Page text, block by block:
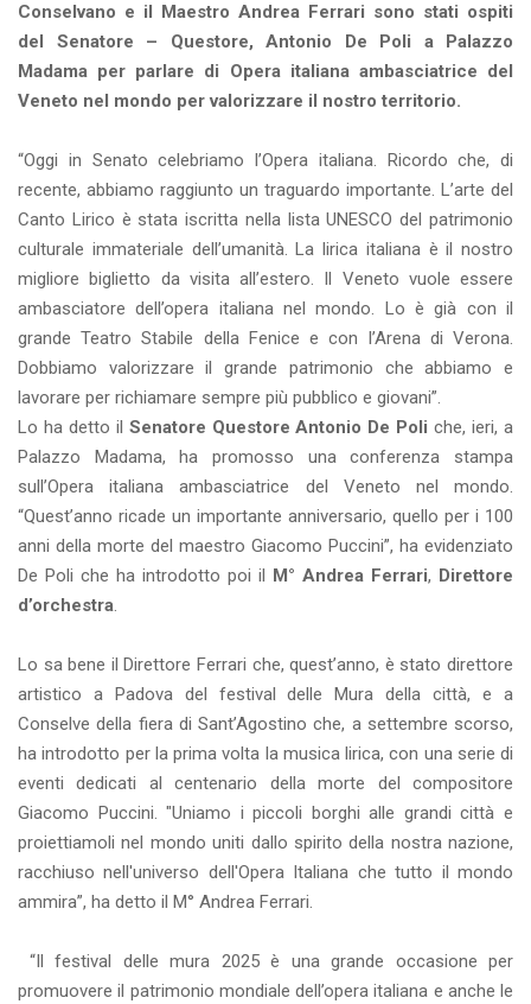
Conselvano e il Maestro Andrea Ferrari sono stati ospiti
del Senatore – Questore, Antonio De Poli a Palazzo
Madama per parlare di Opera italiana ambasciatrice del
Veneto nel mondo per valorizzare il nostro territorio.
“Oggi in Senato celebriamo l’Opera italiana. Ricordo che, di
recente, abbiamo raggiunto un traguardo importante. L’arte del
Canto Lirico è stata iscritta nella lista UNESCO del patrimonio
culturale immateriale dell’umanità. La lirica italiana è il nostro
migliore biglietto da visita all’estero. Il Veneto vuole essere
ambasciatore dell’opera italiana nel mondo. Lo è già con il
grande Teatro Stabile della Fenice e con l’Arena di Verona.
Dobbiamo valorizzare il grande patrimonio che abbiamo e
lavorare per richiamare sempre più pubblico e giovani”.
Lo ha detto il Senatore Questore Antonio De Poli che, ieri, a
Palazzo Madama, ha promosso una conferenza stampa
sull’Opera italiana ambasciatrice del Veneto nel mondo.
“Quest’anno ricade un importante anniversario, quello per i 100
anni della morte del maestro Giacomo Puccini”, ha evidenziato
De Poli che ha introdotto poi il
M° Andrea Ferrari, Direttore
d’orchestra.
Lo sa bene il Direttore Ferrari che, quest’anno, è stato direttore
artistico a Padova del festival delle Mura della città, e a
Conselve della fiera di Sant’Agostino che, a settembre scorso,
ha introdotto per la prima volta la musica lirica, con una serie di
eventi dedicati al centenario della morte del compositore
Giacomo Puccini. "Uniamo i piccoli borghi alle grandi città e
proiettiamoli nel mondo uniti dallo spirito della nostra nazione,
racchiuso nell'universo dell'Opera Italiana che tutto il mondo
ammira”, ha detto il M° Andrea Ferrari.
“Il festival delle mura 2025 è una grande occasione per
promuovere il patrimonio mondiale dell’opera italiana e anche le